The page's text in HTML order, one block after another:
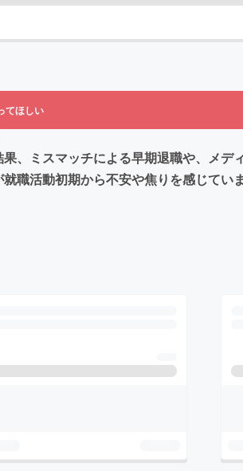
てほしい
、ミスマッチによる早期退職や、メデ
職活動初期から不安や焦りを感じてい